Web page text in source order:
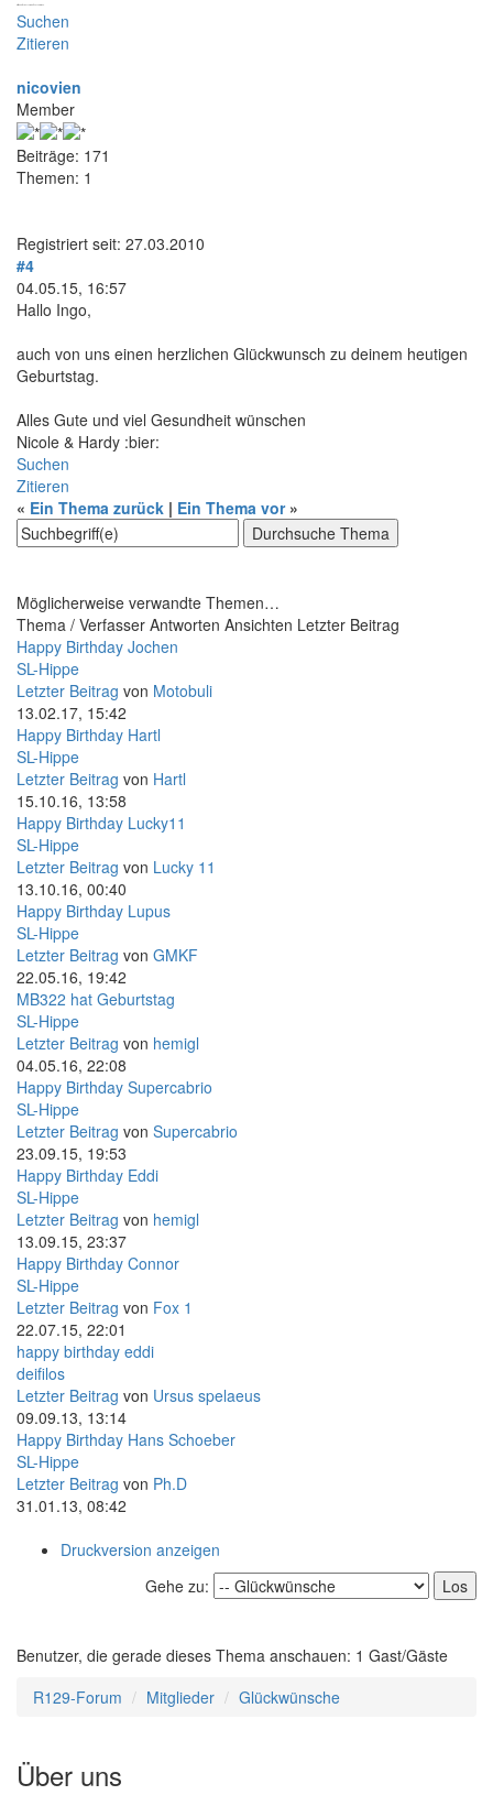
Oftmals ist es besser, nichts zu schreiben.
Suchen
Zitieren
nicovien
Member
Beiträge: 171
Themen: 1
Registriert seit: 27.03.2010
#4
04.05.15, 16:57
Hallo Ingo,
auch von uns einen herzlichen Glückwunsch zu deinem heutigen
Geburtstag.
Alles Gute und viel Gesundheit wünschen
Nicole & Hardy :bier:
Suchen
Zitieren
« Ein Thema zurück | Ein Thema vor»
Möglicherweise verwandte Themen…
Thema / Verfasser Antworten Ansichten Letzter Beitrag
Happy Birthday Jochen
SL-Hippe
Letzter Beitrag von Motobuli
13.02.17, 15:42
Happy Birthday Hartl
SL-Hippe
Letzter Beitrag von Hartl
15.10.16, 13:58
Happy Birthday Lucky11
SL-Hippe
Letzter Beitrag von Lucky 11
13.10.16, 00:40
Happy Birthday Lupus
SL-Hippe
Letzter Beitrag von GMKF
22.05.16, 19:42
MB322 hat Geburtstag
SL-Hippe
Letzter Beitrag von hemigl
04.05.16, 22:08
Happy Birthday Supercabrio
SL-Hippe
Letzter Beitrag von Supercabrio
23.09.15, 19:53
Happy Birthday Eddi
SL-Hippe
Letzter Beitrag von hemigl
13.09.15, 23:37
Happy Birthday Connor
SL-Hippe
Letzter Beitrag von Fox 1
22.07.15, 22:01
happy birthday eddi
deifilos
Letzter Beitrag von Ursus spelaeus
09.09.13, 13:14
Happy Birthday Hans Schoeber
SL-Hippe
Letzter Beitrag von Ph.D
31.01.13, 08:42
Druckversion anzeigen
Gehe zu:
Benutzer, die gerade dieses Thema anschauen: 1 Gast/Gäste
R129-Forum
Mitglieder Glückwünsche
Über uns